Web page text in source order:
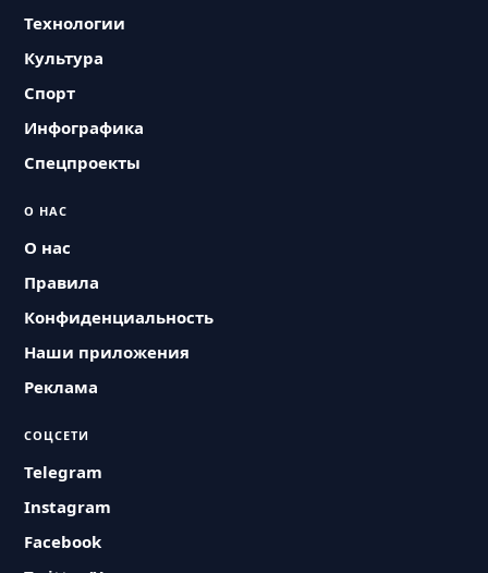
Технологии
Культура
Спорт
Инфографика
Спецпроекты
О НАС
О нас
Правила
Конфиденциальность
Наши приложения
Реклама
СОЦСЕТИ
Telegram
Instagram
Facebook